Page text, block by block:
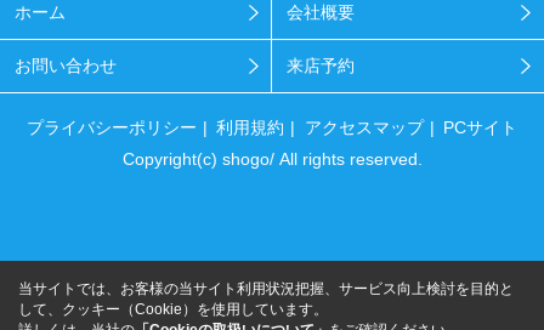
ホーム 会社概要
お問い合わせ 来店予約
プライバシーポリシー 利用規約 アクセスマップ
PCサイト
Copyright(c) shogo/ All rights reserved.
当サイトでは、お客様の当サイト利用状況把握、サービス向上検討を目的と
して、クッキー（Cookie）を使用しています。